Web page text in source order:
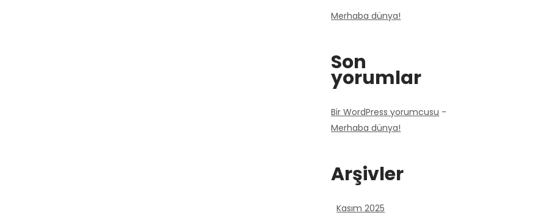
Merhaba dünya!
Son
yorumlar
Bir WordPress yorumcusu -
Merhaba dünya!
Arşivler
Kasım 2025